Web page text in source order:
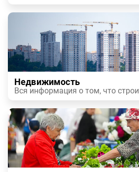
Недвижимость
Вся информация о том, что